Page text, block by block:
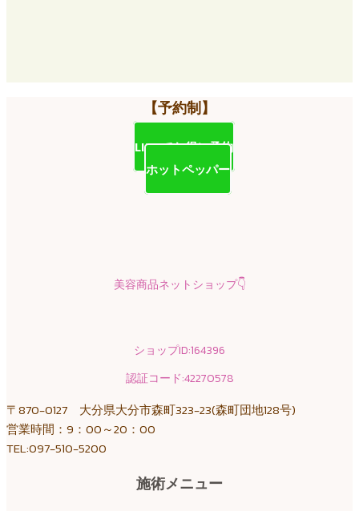
【予約制】
LINEでお得に予約
ホットペッパー
美容商品ネットショップ👇
ショップID:164396
認証コード:42270578
〒870-0127 大分県大分市森町323-23(森町団地128号)
営業時間：9：00～20：00
TEL:097-510-5200
施術メニュー